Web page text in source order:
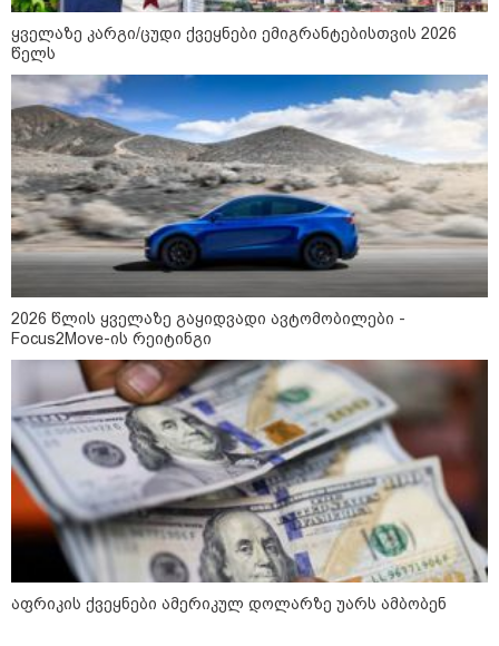
19:30 / 06-08-2026
გიგა ავალიანის საქმეზე ნია
იმნაძეს და ანასტასია
წარუდგინეს
15:54 / 06-08-2026
"ბრალი არის აბურდული -
სამწუხაროა, რომ სრულიად
უდანაშაულო ბავშვის ცხოვრება
დაანგრიეს"- გიგა ავალიანის
საქმეზე დაკავებული ანასტასია
ბერუაშვილის ადვოკატი
კატეგორიის ყველა სიახლე
მკითხველის რჩევით
ყველაზე კარგი/ცუდი ქვეყნები ემიგრანტებისთვის 2026
წელს
2026 წლის ყველაზე გაყიდვადი ავტომობილები -
Focus2Move-ის რეიტინგი
აფრიკის ქვეყნები ამერიკულ დოლარზე უარს ამბობენ